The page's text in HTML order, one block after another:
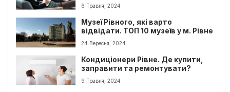
рекомендації
6 Травня, 2024
Музеї Рівного, які варто
відвідати. ТОП 10 музеїв у м. Рівне
24 Вересня, 2024
Кондиціонери Рівне. Де купити,
заправити та ремонтувати?
9 Травня, 2024